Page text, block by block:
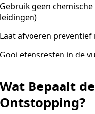
Gebruik geen
leidingen)
Laat afvoeren preventief
Gooi etensresten in de
Wat Bepaalt
Ontstopping?